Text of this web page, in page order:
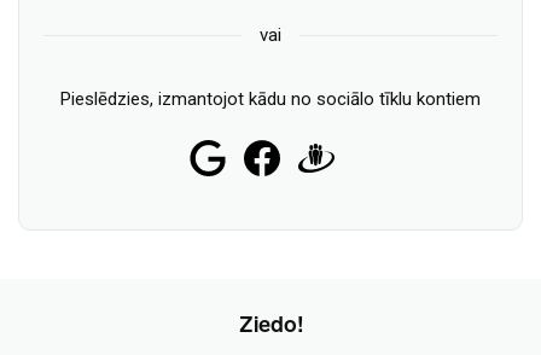
vai
Pieslēdzies, izmantojot kādu no sociālo tīklu kontiem
Ziedo!